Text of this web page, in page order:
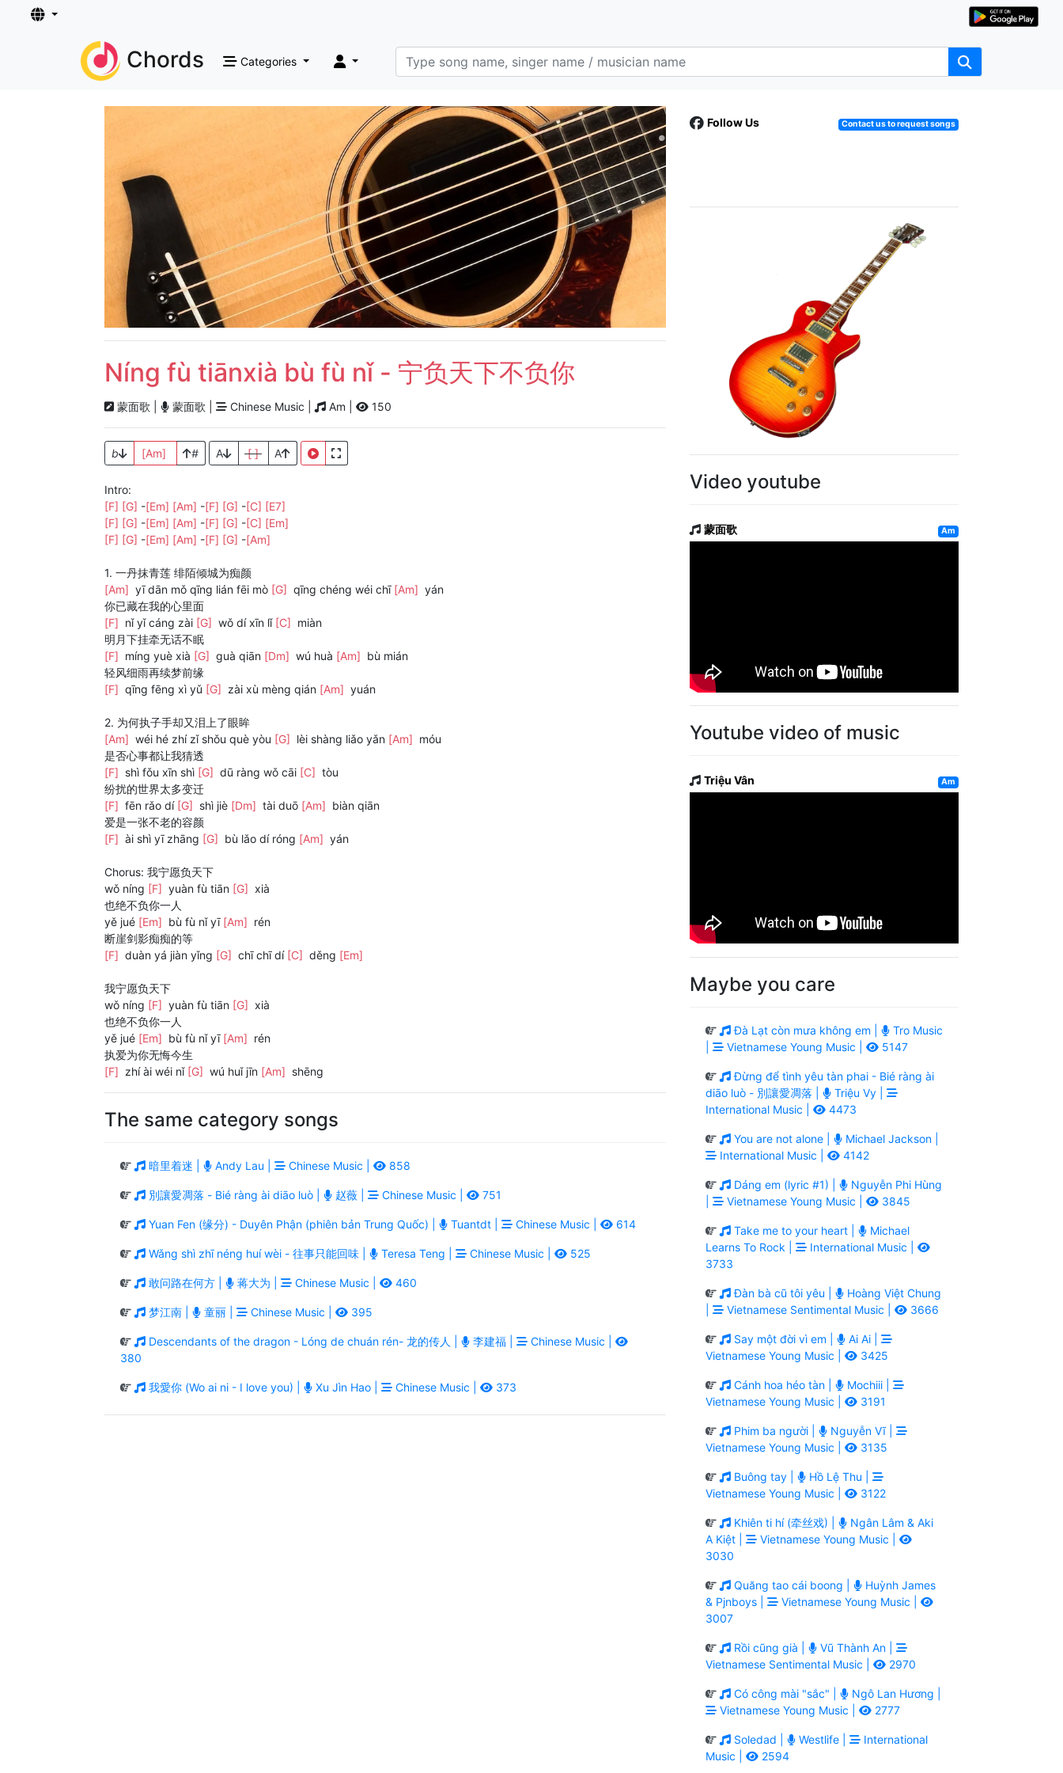
Chords Categories
Níng fù tiānxià bù fù nǐ - 宁负天下不负你
蒙面歌 | 蒙面歌 | Chinese Music | Am | 150
b [Am] # A [ ] A
Intro:
[F] [G] -[Em] [Am] -[F] [G] -[C] [E7]
[F] [G] -[Em] [Am] -[F] [G] -[C] [Em]
[F] [G] -[Em] [Am] -[F] [G] -[Am]
1. 一丹抹青莲 绯陌倾城为痴颜
[Am] yī dān mǒ qīng lián fēi mò [G] qīng chéng wéi chī [Am] yán
你已藏在我的心里面
[F] nǐ yǐ cáng zài [G] wǒ dí xīn lǐ [C] miàn
明月下挂牵无话不眠
[F] míng yuè xià [G] guà qiān [Dm] wú huà [Am] bù mián
轻风细雨再续梦前缘
[F] qīng fēng xì yǔ [G] zài xù mèng qián [Am] yuán
2. 为何执子手却又泪上了眼眸
[Am] wéi hé zhí zǐ shǒu què yòu [G] lèi shàng liǎo yǎn [Am] móu
是否心事都让我猜透
[F] shì fǒu xīn shì [G] dū ràng wǒ cāi [C] tòu
纷扰的世界太多变迁
[F] fēn rǎo dí [G] shì jiè [Dm] tài duō [Am] biàn qiān
爱是一张不老的容颜
[F] ài shì yī zhāng [G] bù lǎo dí róng [Am] yán
Chorus: 我宁愿负天下
wǒ níng [F] yuàn fù tiān [G] xià
也绝不负你一人
yě jué [Em] bù fù nǐ yī [Am] rén
断崖剑影痴痴的等
[F] duàn yá jiàn yǐng [G] chī chī dí [C] děng [Em]
我宁愿负天下
wǒ níng [F] yuàn fù tiān [G] xià
也绝不负你一人
yě jué [Em] bù fù nǐ yī [Am] rén
执爱为你无悔今生
[F] zhí ài wéi nǐ [G] wú huǐ jīn [Am] shēng
The same category songs
暗里着迷 | Andy Lau | Chinese Music | 858
別讓愛凋落 - Bié ràng ài diāo luò | 赵薇 | Chinese Music | 751
Yuan Fen (缘分) - Duyên Phận (phiên bản Trung Quốc) | Tuantdt | Chinese Music | 614
Wǎng shì zhī néng huí wèi - 往事只能回味 | Teresa Teng | Chinese Music | 525
敢问路在何方 | 蒋大为 | Chinese Music | 460
梦江南 | 童丽 | Chinese Music | 395
Descendants of the dragon - Lóng de chuán rén- 龙的传人 | 李建福 |
Chinese Music |
380
我愛你 (Wo ai ni - I love you) | Xu Jìn Hao | Chinese Music | 373
Follow Us Contact us to request songs
Video youtube
蒙面歌 Am
Youtube video of music
Triệu Vân Am
Maybe you care
Đà Lạt còn mưa không em |
Tro Music
Vietnamese Young Music | 5147
Đừng để tình yêu tàn phai - Bié ràng ài
diāo luò - 別讓愛凋落 |
Triệu Vy |
International Music |
4473
You are not alone |
Michael Jackson |
International Music |
4142
Dáng em (lyric #1) |
Nguyễn Phi Hùng
Vietnamese Young Music | 3845
Take me to your heart |
Michael
Learns To Rock |
International Music |
3733
Đàn bà cũ tôi yêu |
Hoàng Việt Chung
Vietnamese Sentimental Music | 3666
Say một đời vì em |
Ai Ai |
Vietnamese Young Music |
3425
Cánh hoa héo tàn |
Mochiii |
Vietnamese Young Music |
3191
Phim ba người |
Nguyễn Vĩ |
Vietnamese Young Music |
3135
Buông tay |
Hồ Lệ Thu |
Vietnamese Young Music |
3122
Khiên ti hí (牵丝戏) |
Ngân Lâm & Aki
A Kiệt |
Vietnamese Young Music |
3030
Quăng tao cái boong |
Huỳnh James
& Pjnboys |
Vietnamese Young Music |
3007
Rồi cũng già |
Vũ Thành An |
Vietnamese Sentimental Music |
2970
Có công mài "sắc" |
Ngô Lan Hương |
Vietnamese Young Music |
2777
Soledad | Westlife |
International
Music |
2594